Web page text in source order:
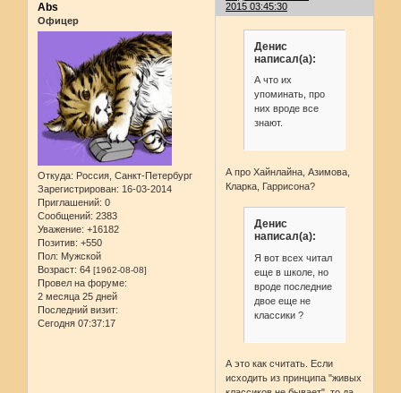
2015 03:45:30
Abs
Офицер
Откуда: Россия, Санкт-Петербург
Зарегистрирован: 16-03-2014
Приглашений: 0
Сообщений: 2383
Уважение: +16182
Позитив: +550
Пол: Мужской
Возраст: 64 [1962-08-08]
Провел на форуме:
2 месяца 25 дней
Последний визит:
Сегодня 07:37:17
Денис
написал(а):
А что их
упоминать, про
них вроде все
знают.
А про Хайнлайна, Азимова,
Кларка, Гаррисона?
Денис
написал(а):
Я вот всех читал
еще в школе, но
вроде последние
двое еще не
классики ?
А это как считать. Если
исходить из принципа "живых